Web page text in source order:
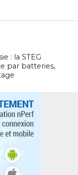
: la STEG
par batteries,